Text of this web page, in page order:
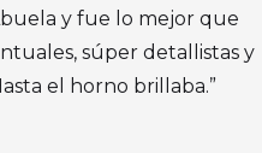
y fue lo mejor que
súper detallistas y
el horno brillaba.”